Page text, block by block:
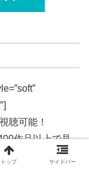
聴可能！
作品以上で見
トップ サイドバー